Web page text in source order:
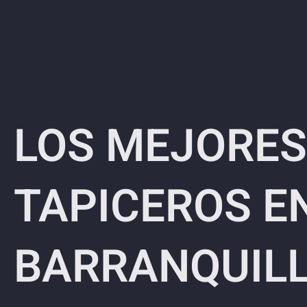
LOS MEJORES
TAPICEROS